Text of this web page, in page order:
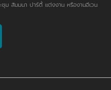
ม สัมมนา ปาร์ตี้ แต่งงาน หรืองานอีเวน